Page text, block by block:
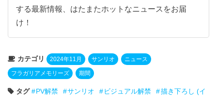
する最新情報、はたまたホットなニュースをお届
け！
カテゴリ 2024年11月 サンリオ ニュース
フラガリアメモリーズ 期間
タグ PV解禁 サンリオ ビジュアル解禁
描き下ろし (イ